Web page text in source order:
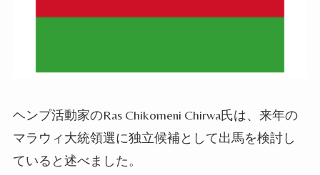
ヘンプ活動家のRas Chikomeni Chirwa氏は、 来年の
マラウィ大統領選に独立候補として出馬を検討し
ている と述べました。